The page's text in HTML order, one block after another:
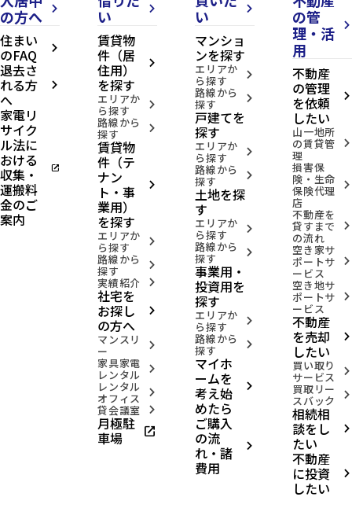
の方へ
arrow_forward_ios
住まい
のFAQ arrow_forward_ios
退去さ
れる方
へ
arrow_forward_ios
家電リ
サイク
ル法に
おける
収集・
運搬料
金のご
案内
open_in_new
い
arrow_forward_ios
賃貸物
件（居
住用）
を探す
arrow_forward_ios
エリアか
ら探す arrow_forward_ios
路線から
探す arrow_forward_ios
賃貸物
件（テ
ナン
ト・事
業用）
を探す
arrow_forward_ios
エリアか
ら探す arrow_forward_ios
路線から
探す arrow_forward_ios
実績紹介 arrow_forward_ios
社宅を
お探し
の方へ
arrow_forward_ios
マンスリ
ー arrow_forward_ios
家具家電
レンタル arrow_forward_ios
レンタル
オフィス arrow_forward_ios
貸会議室 arrow_forward_ios
月極駐
車場 open_in_new
い
arrow_forward_ios
マンショ
ンを探す
エリアか
ら探す arrow_forward_ios
路線から
探す arrow_forward_ios
戸建てを
探す
エリアか
ら探す arrow_forward_ios
路線から
探す arrow_forward_ios
土地を探
す
エリアか
ら探す arrow_forward_ios
路線から
探す arrow_forward_ios
事業用・
投資用を
探す
エリアか
ら探す arrow_forward_ios
路線から
探す arrow_forward_ios
マイホ
ームを
考え始
めたら
arrow_forward_ios
ご購入
の流
れ・諸
費用
arrow_forward_ios
の管
理・活
用
arrow_forward_ios
不動産
の管理
を依頼
したい
arrow_forward_ios
山一地所
の賃貸管
理
arrow_forward_ios
損害保
険・生命
保険代理
店
arrow_forward_ios
不動産を
貸すまで
の流れ
arrow_forward_ios
空き家サ
ポートサ
ービス
arrow_forward_ios
空き地サ
ポートサ
ービス
arrow_forward_ios
不動産
を売却
したい
arrow_forward_ios
買い取り
サービス arrow_forward_ios
買取リー
スバック arrow_forward_ios
相続相
談をし
たい
arrow_forward_ios
不動産
に投資
したい
arrow_forward_ios